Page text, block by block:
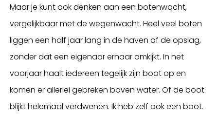
Maar je kunt ook denken aan een botenwacht,
vergelijkbaar met de wegenwacht. Heel veel boten
liggen een half jaar lang in de haven of de opslag,
zonder dat een eigenaar ernaar omkijkt. In het
voorjaar haalt iedereen tegelijk zijn boot op en
komen er allerlei gebreken boven water. Of de boot
blijkt helemaal verdwenen. Ik heb zelf ook een boot.